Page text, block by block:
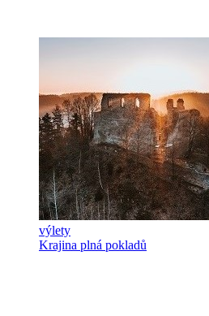
výlety
Krajina plná pokladů